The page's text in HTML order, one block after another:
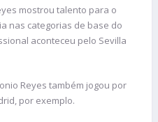
mostrou talento para o
nas categorias de base do
aconteceu pelo Sevilla
Reyes também jogou por
por exemplo.